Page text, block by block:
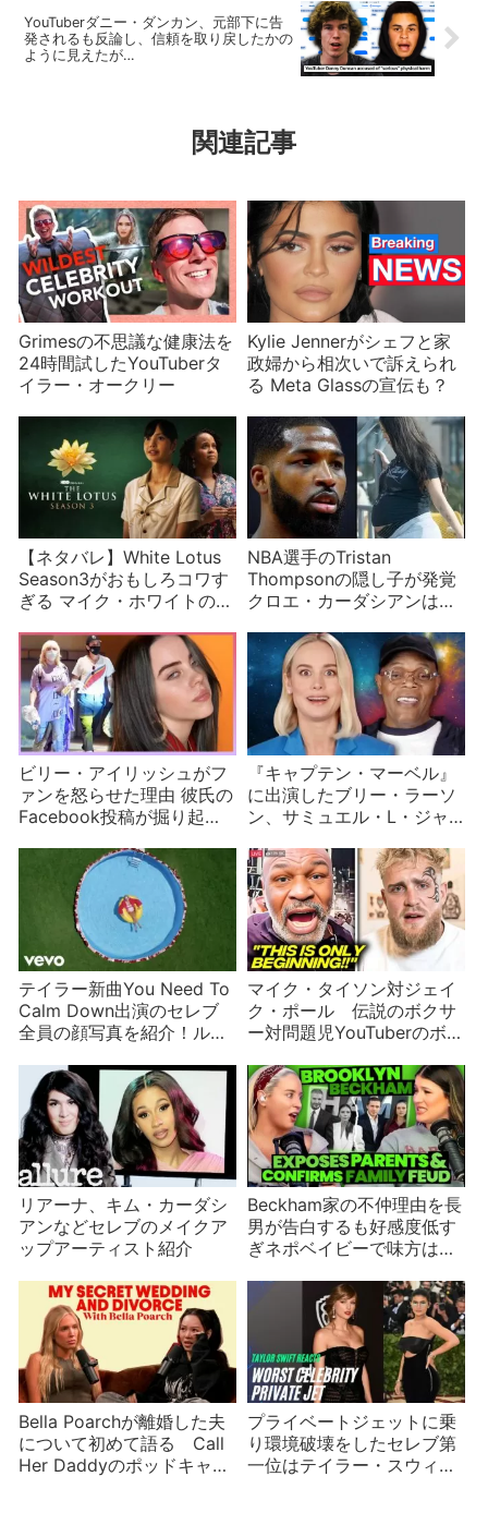
YouTuberダニー・ダンカン、元部下に告
発されるも反論し、信頼を取り戻したかの
ように見えたが…
関連記事
Grimesの不思議な健康法を
24時間試したYouTuberタ
イラー・オークリー
Kylie Jennerがシェフと家
政婦から相次いで訴えられ
る Meta Glassの宣伝も？
【ネタバレ】White Lotus
Season3がおもしろコワす
ぎる マイク・ホワイトの気
物語
NBA選手のTristan
Thompsonの隠し子が発覚
クロエ・カーダシアンは無
ビリー・アイリッシュがフ
ァンを怒らせた理由 彼氏の
Facebook投稿が掘り起こ
『キャプテン・マーベル』
に出演したブリー・ラーソ
ン、サミュエル・L・ジャ
す！ネタバレ注意
テイラー新曲You Need To
Calm Down出演のセレブ
全員の顔写真を紹介！ル・
ーまで
マイク・タイソン対ジェイ
ク・ポール 伝説のボクサ
ー対問題児YouTuberのボク
ーと戦績を紹介
リアーナ、キム・カーダシ
アンなどセレブのメイクア
ップアーティスト紹介
Beckham家の不仲理由を長
男が告白するも好感度低す
ぎネポベイビーで味方は増
Bella Poarchが離婚した夫
について初めて語る Call
Her Daddyのポッドキャス
プライベートジェットに乗
り環境破壊をしたセレブ第
一位はテイラー・スウィフ